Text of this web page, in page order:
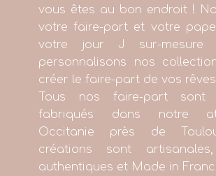
vous êtes au bon endroit !
votre faire-part et votre
votre jour J sur-mesure
personnalisons nos
créer le faire-part de vos
Tous nos faire-part
fabriqués dans notre
Occitanie près de
créations sont
authentiques et Made in